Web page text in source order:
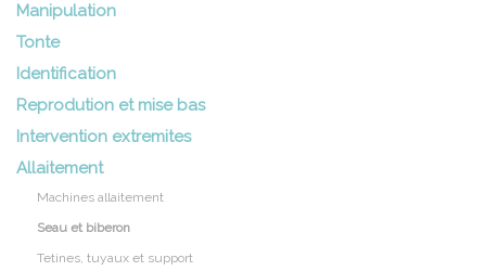
Manipulation
Tonte
Identification
Reprodution et mise bas
Intervention extremites
Allaitement
Machines allaitement
Seau et biberon
Tetines, tuyaux et support